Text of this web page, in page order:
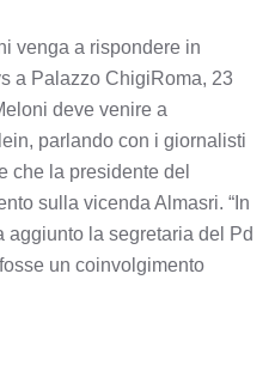
venga a rispondere in
a Palazzo ChigiRoma, 23
deve venire a
parlando con i giornalisti
che la presidente del
sulla vicenda Almasri. “In
aggiunto la segretaria del Pd
un coinvolgimento